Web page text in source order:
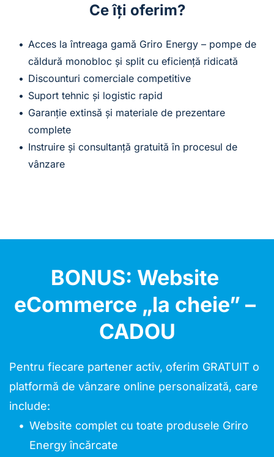
Ce îți oferim?
Acces la întreaga gamă Griro Energy – pompe de
căldură monobloc și split cu eficiență ridicată
Discounturi comerciale competitive
Suport tehnic și logistic rapid
Garanție extinsă și materiale de prezentare
complete
Instruire și consultanță gratuită în procesul de
vânzare
BONUS: Website
eCommerce „la cheie” –
CADOU
Pentru fiecare partener activ, oferim GRATUIT o
platformă de vânzare online personalizată, care
include:
Website complet cu toate produsele Griro
Energy încărcate